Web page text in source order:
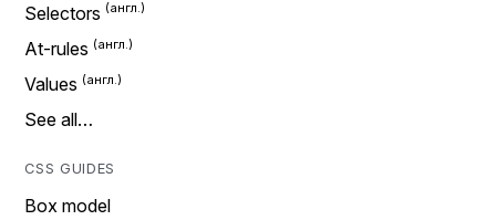
Selectors
At-rules
Values
See all…
CSS GUIDES
Box model